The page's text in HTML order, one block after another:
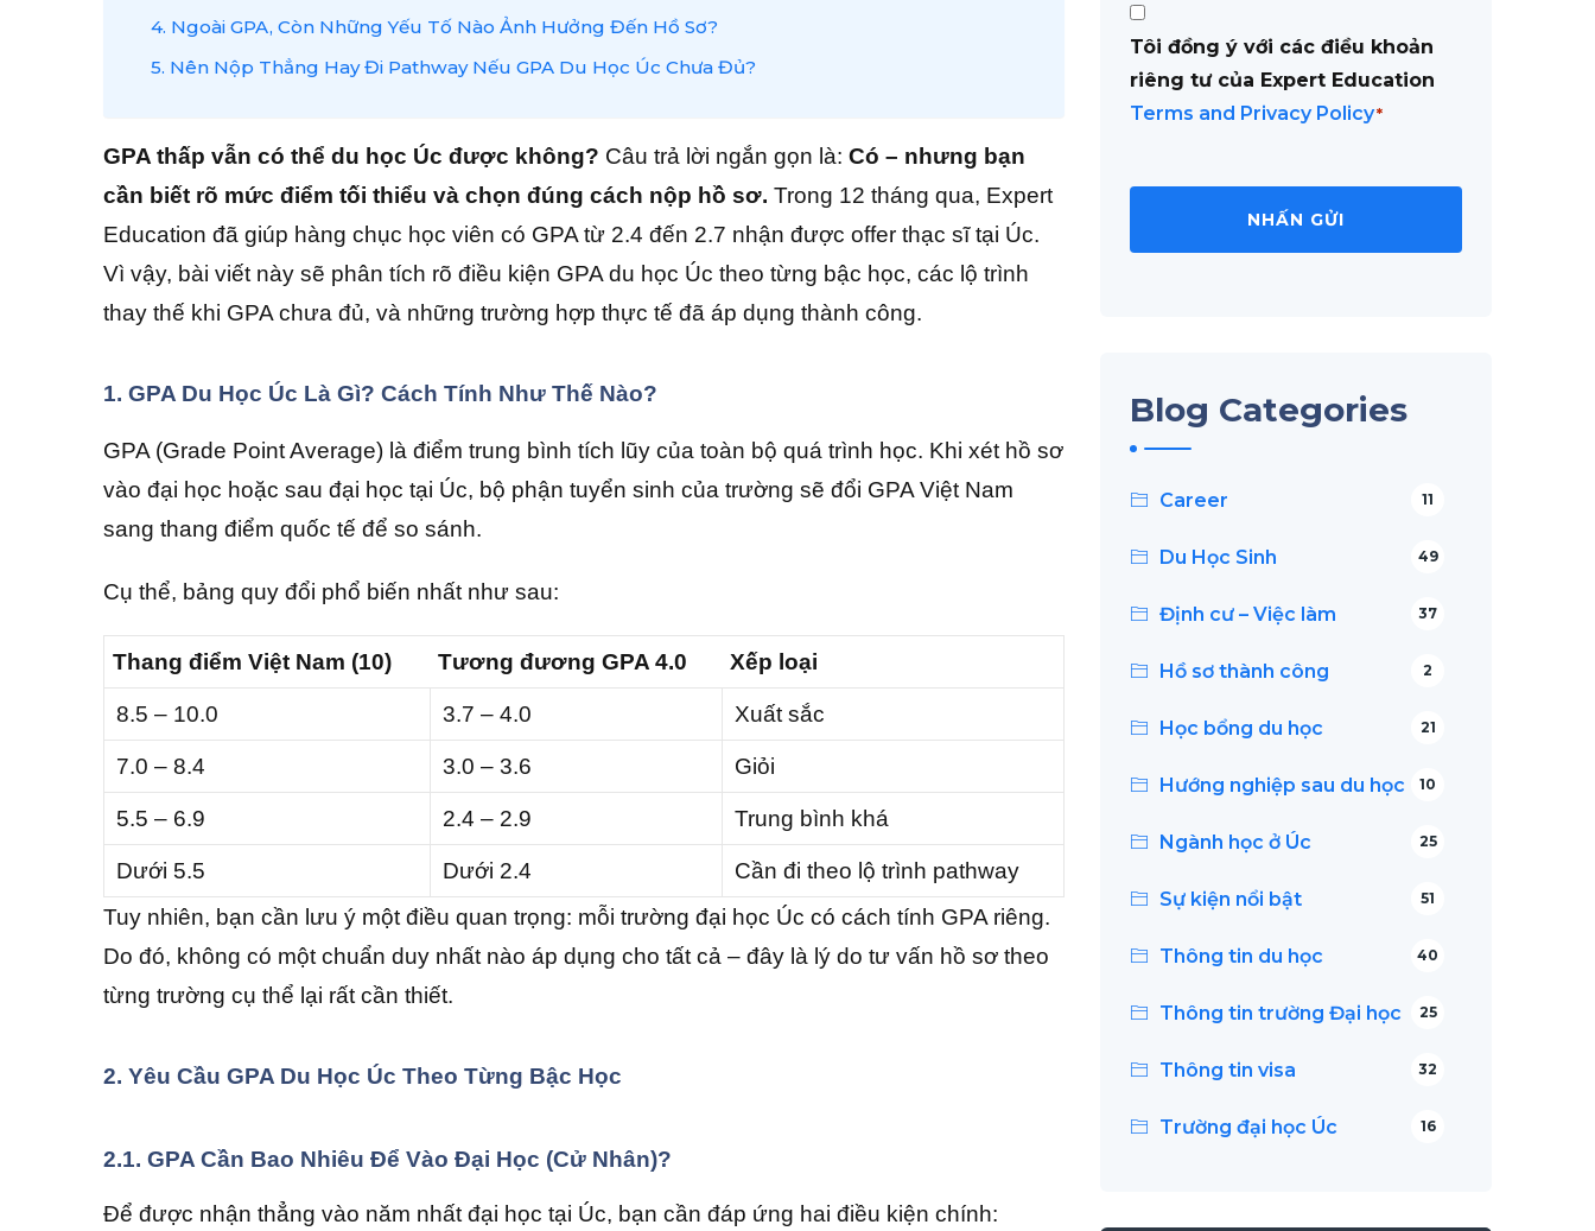
4. Ngoài GPA, Còn Những Yếu Tố Nào Ảnh Hưởng Đến Hồ Sơ?
5. Nên Nộp Thẳng Hay Đi Pathway Nếu GPA Du Học Úc Chưa Đủ?
GPA thấp vẫn có thể du học Úc được không? Câu trả lời ngắn gọn là: Có – nhưng bạn
cần biết rõ mức điểm tối thiểu và chọn đúng cách nộp hồ sơ. Trong 12 tháng qua, Expert
Education đã giúp hàng chục học viên có GPA từ 2.4 đến 2.7 nhận được offer thạc sĩ tại Úc.
Vì vậy, bài viết này sẽ phân tích rõ điều kiện GPA du học Úc theo từng bậc học, các lộ trình
thay thế khi GPA chưa đủ, và những trường hợp thực tế đã áp dụng thành công.
1. GPA Du Học Úc Là Gì? Cách Tính Như Thế Nào?
GPA (Grade Point Average) là điểm trung bình tích lũy của toàn bộ quá trình học. Khi xét hồ sơ
vào đại học hoặc sau đại học tại Úc, bộ phận tuyển sinh của trường sẽ đổi GPA Việt Nam
sang thang điểm quốc tế để so sánh.
Cụ thể, bảng quy đổi phổ biến nhất như sau:
Thang điểm Việt Nam (10) Tương đương GPA 4.0 Xếp loại
8.5 – 10.0 3.7 – 4.0 Xuất sắc
7.0 – 8.4 3.0 – 3.6 Giỏi
5.5 – 6.9 2.4 – 2.9 Trung bình khá
Dưới 5.5 Dưới 2.4
Cần đi theo lộ trình pathway
Tuy nhiên, bạn cần lưu ý một điều quan trọng: mỗi trường đại học Úc có cách tính GPA riêng.
Do đó, không có một chuẩn duy nhất nào áp dụng cho tất cả – đây là lý do tư vấn hồ sơ theo
từng trường cụ thể lại rất cần thiết.
2. Yêu Cầu GPA Du Học Úc Theo Từng Bậc Học
2.1. GPA Cần Bao Nhiêu Để Vào Đại Học (Cử Nhân)?
Để được nhận thẳng vào năm nhất đại học tại Úc, bạn cần đáp ứng hai điều kiện chính:
Consent
*
Tôi đồng ý với các điều khoản
riêng tư của Expert Education
Terms and Privacy Policy*
Blog Categories
Career 11
Du Học Sinh 49
Định cư – Việc làm 37
Hồ sơ thành công 2
Học bổng du học 21
Hướng nghiệp sau du học 10
Ngành học ở Úc 25
Sự kiện nổi bật 51
Thông tin du học 40
Thông tin trường Đại học 25
Thông tin visa 32
Trường đại học Úc 16